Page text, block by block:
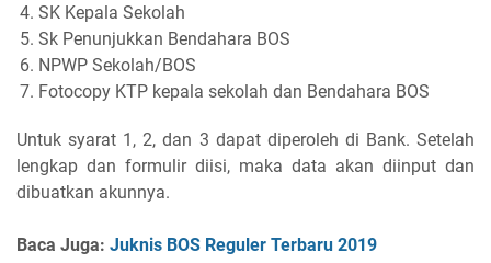
SK Kepala Sekolah
Sk Penunjukkan Bendahara BOS
NPWP Sekolah/BOS
Fotocopy KTP kepala sekolah dan Bendahara BOS
Untuk syarat 1, 2, dan 3 dapat diperoleh di Bank. Setelah
lengkap dan formulir diisi, maka data akan diinput dan
dibuatkan akunnya.
Baca Juga: Juknis BOS Reguler Terbaru 2019